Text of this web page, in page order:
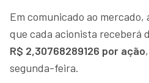
Em comunicado ao
que cada acionista receberá
R$ 2,30768289126 por ação
segunda-feira.